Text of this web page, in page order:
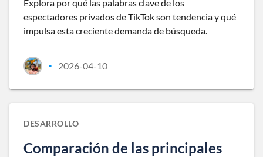
Explora por qué las palabras clave de los
espectadores privados de TikTok son tendencia y qué
impulsa esta creciente demanda de búsqueda.
• 2026-04-10
DESARROLLO
Comparación de las principales